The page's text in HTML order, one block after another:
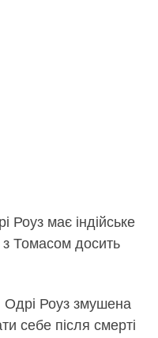
Роуз має індійське
з Томасом досить
Одрі Роуз змушена
себе після смерті